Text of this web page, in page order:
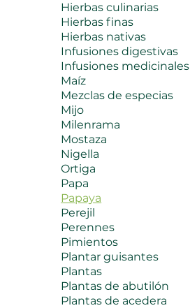
Hierbas culinarias
Hierbas finas
Hierbas nativas
Infusiones digestivas
Infusiones medicinales
Maíz
Mezclas de especias
Mijo
Milenrama
Mostaza
Nigella
Ortiga
Papa
Papaya
Perejil
Perennes
Pimientos
Plantar guisantes
Plantas
Plantas de abutilón
Plantas de acedera